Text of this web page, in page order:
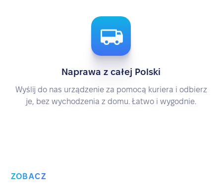
Naprawa z całej Polski
Wyślij do nas urządzenie za pomocą kuriera i odbierz
je, bez wychodzenia z domu. Łatwo i wygodnie.
ZOBACZ